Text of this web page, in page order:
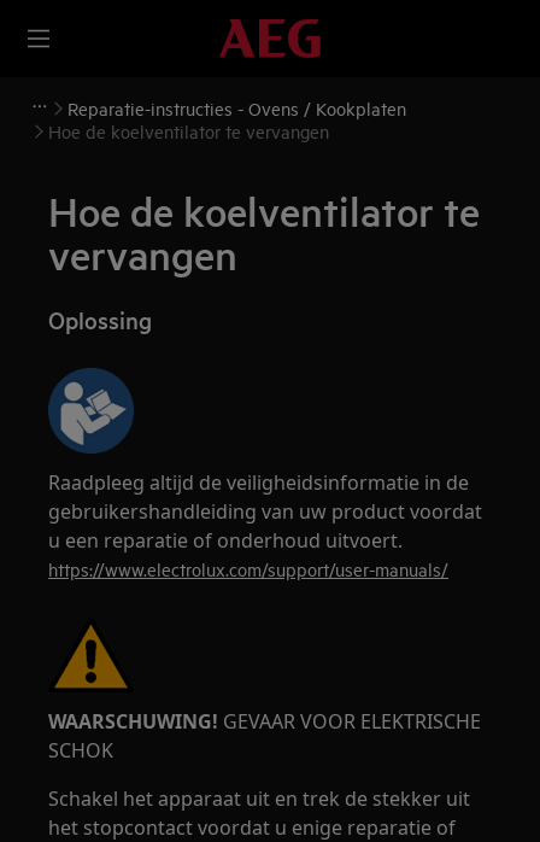
Reparatie-instructies - Ovens / Kookplaten
Hoe de koelventilator te vervangen
Hoe de koelventilator te
vervangen
Oplossing
Raadpleeg altijd de veiligheidsinformatie in de
gebruikershandleiding van uw product voordat
u een reparatie of onderhoud uitvoert.
https://www.electrolux.com/support/user-manuals/
WAARSCHUWING! GEVAAR VOOR ELEKTRISCHE
SCHOK
Schakel het apparaat uit en trek de stekker uit
het stopcontact voordat u enige reparatie of